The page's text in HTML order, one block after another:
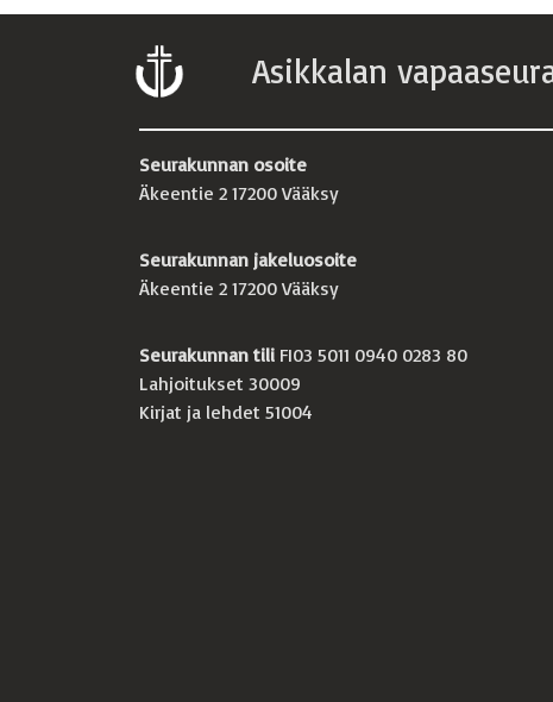
Asikkalan
Seurakunnan osoite
Äkeentie 2 17200 Vääksy
Seurakunnan jakeluosoite
Äkeentie 2 17200 Vääksy
Seurakunnan tili FI03 5011 0940 0283 80
Lahjoitukset 30009
Kirjat ja lehdet 51004